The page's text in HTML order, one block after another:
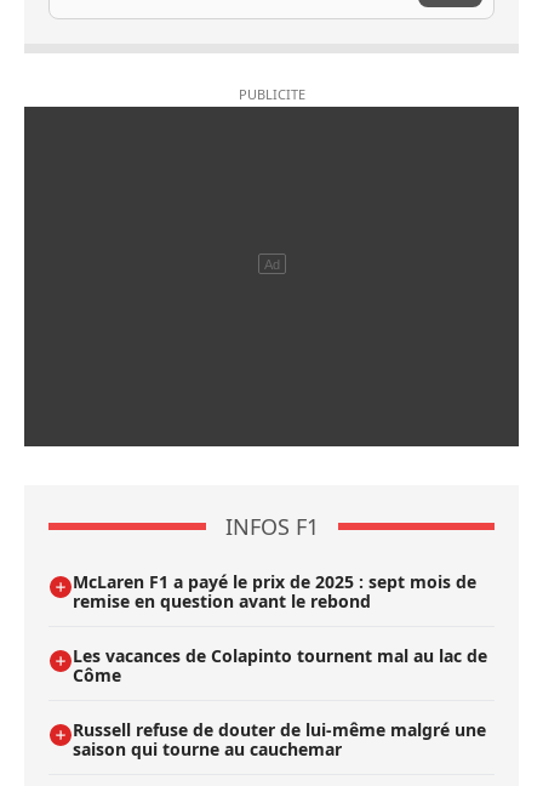
INFOS F1
McLaren F1 a payé le prix de 2025 : sept mois de
remise en question avant le rebond
Les vacances de Colapinto tournent mal au lac de
Côme
Russell refuse de douter de lui-même malgré une
saison qui tourne au cauchemar